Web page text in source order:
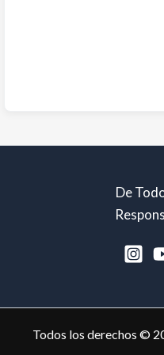
De
Todos los derechos ©